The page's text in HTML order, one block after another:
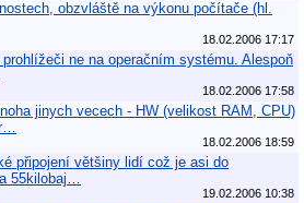
obzvláště na výkonu počítače (hl.
18.02.2006 17:17
ne na operačním systému. Alespoň
18.02.2006 17:58
jinych vecech - HW (velikost RAM, CPU)
18.02.2006 18:59
připojení většiny lidí což je asi do
55kilobaj…
19.02.2006 10:38